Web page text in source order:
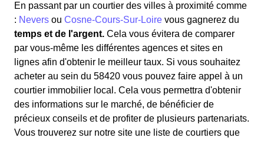
En passant par un courtier des villes à proximité comme
: Nevers ou Cosne-Cours-Sur-Loire vous gagnerez du
temps et de l'argent. Cela vous évitera de comparer
par vous-même les différentes agences et sites en
lignes afin d'obtenir le meilleur taux. Si vous souhaitez
acheter au sein du 58420 vous pouvez faire appel à un
courtier immobilier local. Cela vous permettra d'obtenir
des informations sur le marché, de bénéficier de
précieux conseils et de profiter de plusieurs partenariats.
Vous trouverez sur notre site une liste de courtiers que